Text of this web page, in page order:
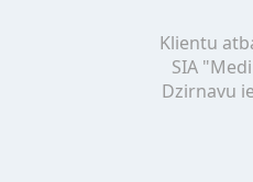
Klientu
SIA
Dzirnavu